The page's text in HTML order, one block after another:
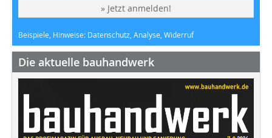
» Jetzt anmelden!
Beispiele, Hinweise: Datenschutz, Analyse, Widerruf
Die aktuelle bauhandwerk